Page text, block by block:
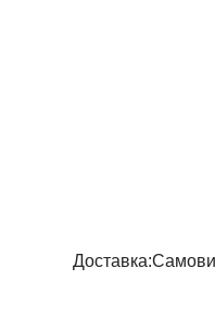
Доставка: